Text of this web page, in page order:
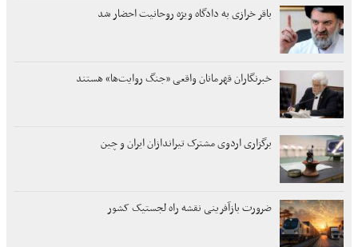
باقر خرازی به دادگاه ویژه روحانیت احضار شد
خبرنگاران قهرمانان واقعی «جنگ روایت‌ها» هستند
برگزاری اردوی مشترک تیراندازان ایران و چین
ضرورت بازآفرینی نقشه راه لجستیک کشور